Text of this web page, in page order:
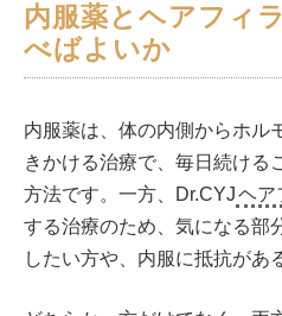
内服薬とヘアフィ
べばよいか
内服薬は、体の内側からホル
きかける治療で、毎日続ける
方法です。一方、Dr.CYJヘア
する治療のため、気になる部
したい方や、内服に抵抗があ